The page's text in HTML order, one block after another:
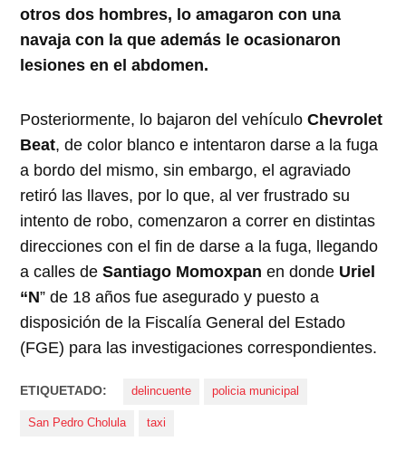
otros dos hombres, lo amagaron con una
navaja con la que además le ocasionaron
lesiones en el abdomen.
Posteriormente, lo bajaron del vehículoChevrolet
Beat, de color blanco e intentaron darse a la fuga
a bordo del mismo, sin embargo, el agraviado
retiró las llaves, por lo que, al ver frustrado su
intento de robo, comenzaron a correr en distintas
direcciones con el fin de darse a la fuga, llegando
a calles deSantiago Momoxpanen donde Uriel
“N” de 18 años fue asegurado y puesto a
disposición de la Fiscalía General del Estado
(FGE) para las investigaciones correspondientes.
ETIQUETADO: delincuente policia municipal
San Pedro Cholula taxi